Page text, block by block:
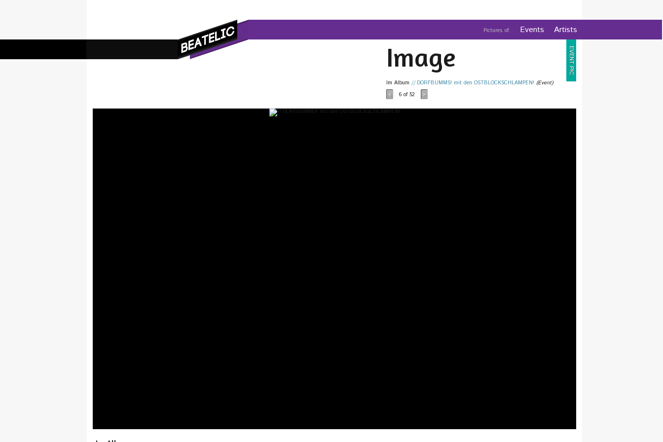
Pictures of: Events Artists
EVENT PIC
Image
Im Album //.DORFBUMMS! mit den OSTBLOCKSCHLAMPEN! (Event)
< 6 of 52 >